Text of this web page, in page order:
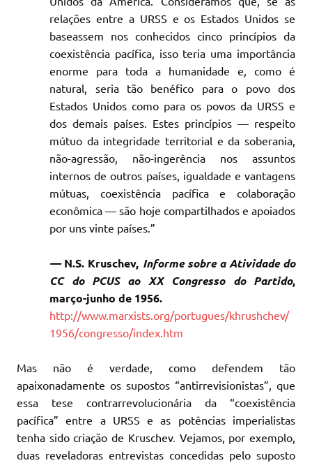
relações entre a URSS e os Estados Unidos se
baseassem nos conhecidos cinco princípios da
coexistência pacífica, isso teria uma importância
enorme para toda a humanidade e, como é
natural, seria tão benéfico para o povo dos
Estados Unidos como para os povos da URSS e
dos demais países. Estes princípios — respeito
mútuo da integridade territorial e da soberania,
não-agressão, não-ingerência nos assuntos
internos de outros países, igualdade e vantagens
mútuas, coexistência pacífica e colaboração
econômica — são hoje compartilhados e apoiados
por uns vinte países.”
—N.S. Kruschev, Informe sobre a Atividade do
CC do PCUS ao XX Congresso do Partido,
março-junho de 1956.
http://www.marxists.org/portugues/khrushchev/
1956/congresso/index.htm
Mas não é verdade, como defendem tão
apaixonadamente os supostos “antirrevisionistas”, que
essa tese contrarrevolucionária da “coexistência
pacífica” entre a URSS e as potências imperialistas
tenha sido criação de Kruschev. Vejamos, por exemplo,
duas reveladoras entrevistas concedidas pelo suposto